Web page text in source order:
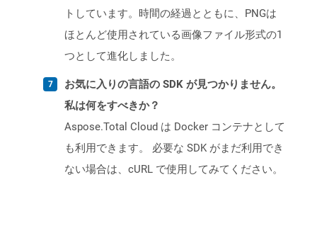
トしています。時間の経過とともに、PNGは
ほとんど使用されている画像ファイル形式の1
つとして進化しました。
お気に入りの言語の SDK が見つかりません。
私は何をすべきか？
Aspose.Total Cloud は Docker コンテナとして
も利用できます。 必要な SDK がまだ利用でき
ない場合は、cURL で使用してみてください。